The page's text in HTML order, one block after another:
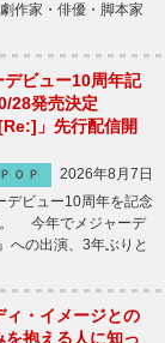
作家・俳優・脚本家
ビュー10周年記
28発売決定
」先行配信開
ＯＰ
2026年8月7日
ビュー10周年を記念
。 今年でメジャーデ
への出演、3年ぶりと
ィ・イメージとの
抱える人に知っ